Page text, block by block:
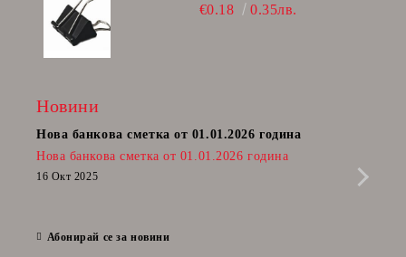
€0.18 0.35лв.
Новини
Нова банкова сметка от 01.01.2026 година
Нова банкова сметка от 01.01.2026 година
16 Окт 2025
Абонирай се за новини